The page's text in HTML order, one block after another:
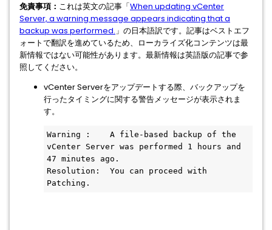
免責事項： これは英文の記事「When updating vCenter
Server, a warning message appears indicating that a
backup was performed.」の日本語訳です。記事はベストエフ
ォートで翻訳を進めているため、ローカライズ化コンテンツは最
新情報ではない可能性があります。最新情報は英語版の記事で参
照してください。
vCenter Serverをアップデートする際、バックアップを
行ったタイミングに関する警告メッセージが表示されま
す。
Warning :    A file-based backup of the
vCenter Server was performed 1 hours and
47 minutes ago.
Resolution:  You can proceed with
Patching.